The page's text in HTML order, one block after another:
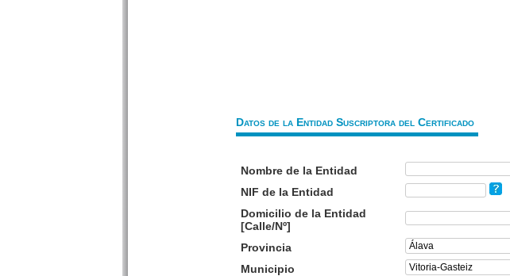
Datos de la Entidad Suscriptora del Certificado
Nombre de la Entidad
NIF de la Entidad
Domicilio de la Entidad
[Calle/Nº]
Provincia
Municipio